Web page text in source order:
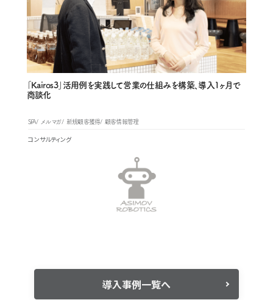
「Kairos3」活用例を実践して営業の仕組みを構築、導入1ヶ月で
商談化
SFA メルマガ 新規顧客獲得 顧客情報管理
コンサルティング
導入事例一覧へ